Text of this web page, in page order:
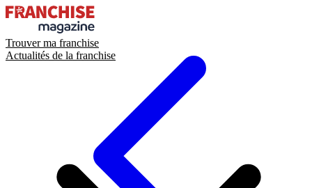
Trouver ma franchise
Actualités de la franchise